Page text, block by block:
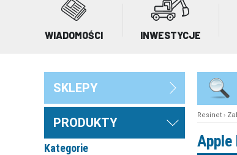
WIADOMOŚCI INWESTYCJE
SKLEPY
PRODUKTY
Kategorie
Resinet ›
Apple